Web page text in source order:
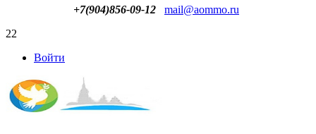
+7(904)856-09-12
mail@aommo.ru
22
Войти